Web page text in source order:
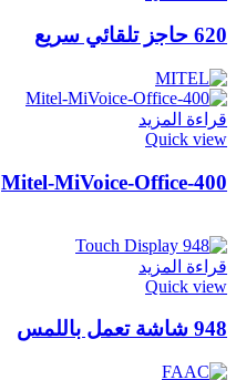
620 حاجز تلقائي سريع
قراءة المزيد
Quick view
Mitel-MiVoice-Office-400
قراءة المزيد
Quick view
948 شاشة تعمل باللمس